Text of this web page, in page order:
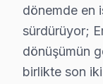
Sarıyer'nin
Komşu
Sarıyer'de
Ticari güven:
dönemde en
sürdürüyor;
dönüşümün
birlikte son